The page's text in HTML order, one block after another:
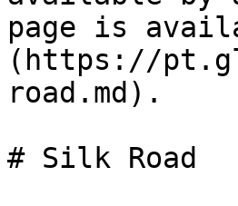
page is
(https://
road.md).
# Silk Road